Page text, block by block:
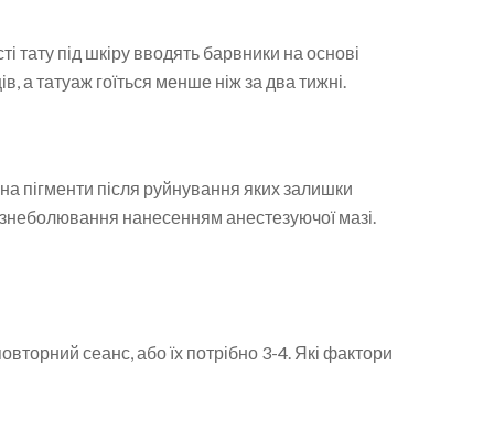
тату під шкіру вводять барвники на основі
а татуаж гоїться менше ніж за два тижні.
пігменти після руйнування яких залишки
нанесенням анестезуючої мазі.
сеанс, або їх потрібно 3-4. Які фактори